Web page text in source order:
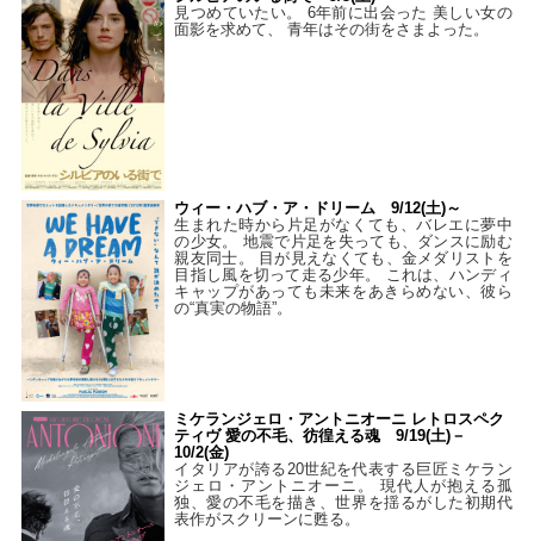
見つめていたい。 6年前に出会った 美しい女の
面影を求めて、 青年はその街をさまよった。
ウィー・ハブ・ア・ドリーム 9/12(土)～
生まれた時から片足がなくても、バレエに夢中
の少女。 地震で片足を失っても、ダンスに励む
親友同士。 目が見えなくても、金メダリストを
目指し風を切って走る少年。 これは、ハンディ
キャップがあっても未来をあきらめない、彼ら
の“真実の物語”。
ミケランジェロ・アントニオーニ レトロスペク
ティヴ 愛の不毛、彷徨える魂 9/19(土)－
10/2(金)
イタリアが誇る20世紀を代表する巨匠ミケラン
ジェロ・アントニオーニ。 現代人が抱える孤
独、愛の不毛を描き、世界を揺るがした初期代
表作がスクリーンに甦る。